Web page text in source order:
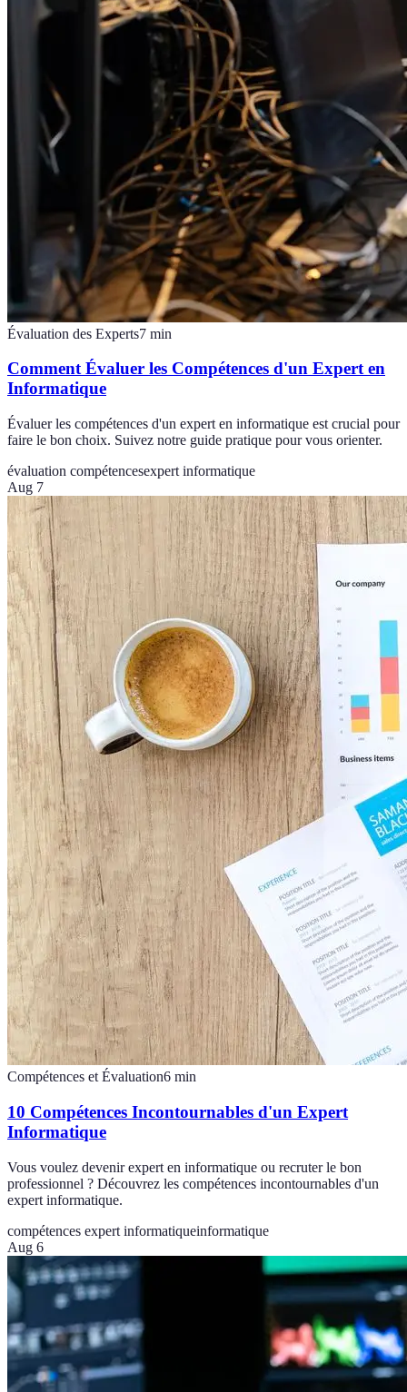
Évaluation des Experts7 min
Comment Évaluer les Compétences d'un Expert en
Informatique
Évaluer les compétences d'un expert en informatique est crucial pour
faire le bon choix. Suivez notre guide pratique pour vous orienter.
évaluation compétencesexpert informatique
Aug 7
Compétences et Évaluation6 min
10 Compétences Incontournables d'un Expert
Informatique
Vous voulez devenir expert en informatique ou recruter le bon
professionnel ? Découvrez les compétences incontournables d'un
expert informatique.
compétences expert informatiqueinformatique
Aug 6